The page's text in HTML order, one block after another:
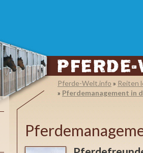
Pferde-Welt.info » Reiten
» Pferdemanagement in